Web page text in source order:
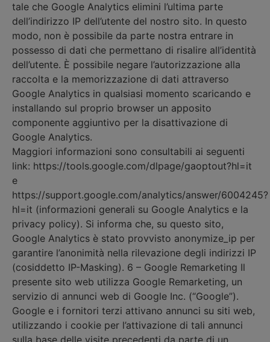
tale che Google Analytics elimini l’ultima parte
dell’indirizzo IP dell’utente del nostro sito. In questo
modo, non è possibile da parte nostra entrare in
possesso di dati che permettano di risalire all’identità
dell’utente. È possibile negare l’autorizzazione alla
raccolta e la memorizzazione di dati attraverso
Google Analytics in qualsiasi momento scaricando e
installando sul proprio browser un apposito
componente aggiuntivo per la disattivazione di
Google Analytics.
Maggiori informazioni sono consultabili ai seguenti
link: https://tools.google.com/dlpage/gaoptout?hl=it
e
https://support.google.com/analytics/answer/6004245?
hl=it (informazioni generali su Google Analytics e la
privacy policy). Si informa che, su questo sito,
Google Analytics è stato provvisto anonymize_ip per
garantire l’anonimità nella rilevazione degli indirizzi IP
(cosiddetto IP-Masking). 6 – Google Remarketing Il
presente sito web utilizza Google Remarketing, un
servizio di annunci web di Google Inc. (“Google”).
Google e i fornitori terzi attivano annunci su siti web,
utilizzando i cookie per l’attivazione di tali annunci